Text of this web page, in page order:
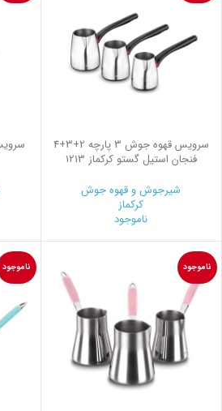
سرویس قهوه جوش 3 پارچه 2+3+4
فنجان استیل گستو کرکماز 1213
شیرجوش و قهوه جوش
کرکماز
ناموجود
ناموجود ناموجود